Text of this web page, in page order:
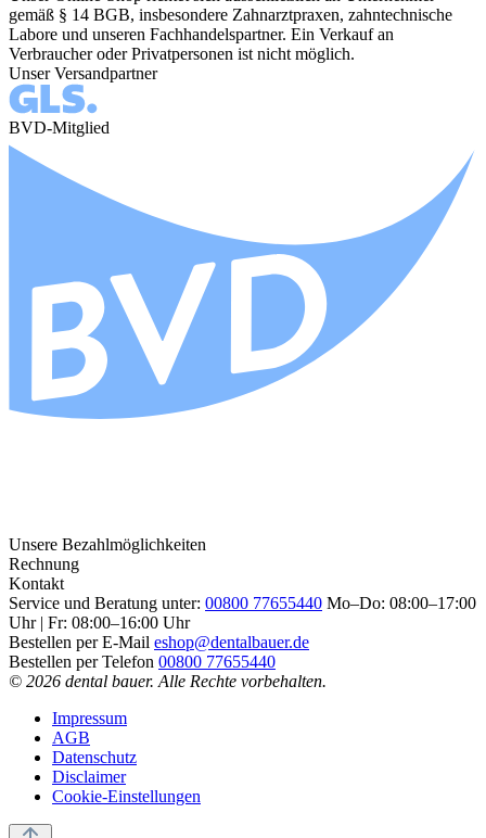
gemäß § 14 BGB, insbesondere Zahnarztpraxen, zahntechnische
Labore und unseren Fachhandelspartner. Ein Verkauf an
Verbraucher oder Privatpersonen ist nicht möglich.
Unser Versandpartner
BVD-Mitglied
Unsere Bezahlmöglichkeiten
Rechnung
Kontakt
Service und Beratung unter: 00800 77655440 Mo–Do: 08:00–17:00
Uhr | Fr: 08:00–16:00 Uhr
Bestellen per E-Mail eshop@dentalbauer.de
Bestellen per Telefon 00800 77655440
© 2026 dental bauer. Alle Rechte vorbehalten.
Impressum
AGB
Datenschutz
Disclaimer
Cookie-Einstellungen